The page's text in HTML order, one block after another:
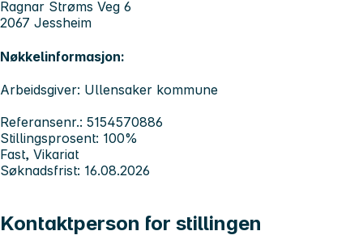
Ragnar Strøms Veg 6
2067 Jessheim
Nøkkelinformasjon:
Arbeidsgiver: Ullensaker kommune
Referansenr.: 5154570886
Stillingsprosent: 100%
Fast, Vikariat
Søknadsfrist: 16.08.2026
Kontaktperson for stillingen